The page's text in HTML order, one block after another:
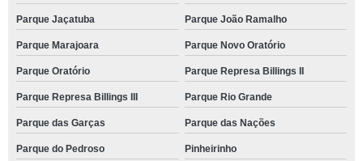
Parque Jaçatuba Parque João Ramalho
Parque Marajoara Parque Novo Oratório
Parque Oratório Parque Represa Billings II
Parque Represa Billings III Parque Rio Grande
Parque das Garças Parque das Nações
Parque do Pedroso Pinheirinho